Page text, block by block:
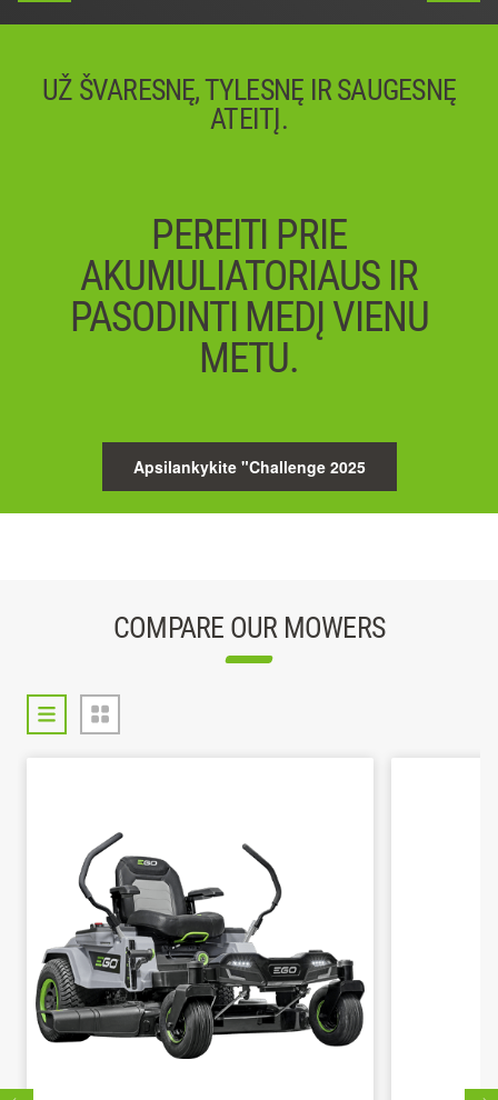
UŽ ŠVARESNĘ, TYLESNĘ IR SAUGESNĘ
ATEITĮ.
PEREITI PRIE
AKUMULIATORIAUS IR
PASODINTI MEDĮ VIENU
METU.
Apsilankykite "Challenge 2025
COMPARE OUR MOWERS